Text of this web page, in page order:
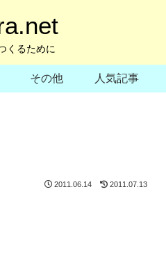
くるために
その他 人気記事
2011.06.14 2011.07.13